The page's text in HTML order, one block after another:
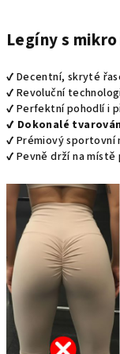
Legíny s
✔️ Decentní, skryté
✔️ Revoluční
✔️ Perfektní pohodlí i
✔️ Dokonalé
✔️ Prémiový sportovní
✔️ Pevně drží na